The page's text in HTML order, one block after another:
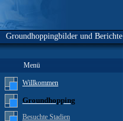
Groundhoppingbilder und Berichte
Menü
Willkommen
Groundhopping
Besuchte Stadien